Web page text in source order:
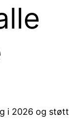
i 2026 og